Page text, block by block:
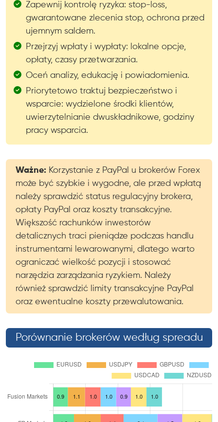
Zapewnij kontrolę ryzyka: stop-loss,
gwarantowane zlecenia stop, ochrona przed
ujemnym saldem.
Przejrzyj wpłaty i wypłaty: lokalne opcje,
opłaty, czasy przetwarzania.
Oceń analizy, edukację i powiadomienia.
Priorytetowo traktuj bezpieczeństwo i
wsparcie: wydzielone środki klientów,
uwierzytelnianie dwuskładnikowe, godziny
pracy wsparcia.
Ważne: Korzystanie z PayPal u brokerów Forex
może być szybkie i wygodne, ale przed wpłatą
należy sprawdzić status regulacyjny brokera,
opłaty PayPal oraz koszty transakcyjne.
Większość rachunków inwestorów
detalicznych traci pieniądze podczas handlu
instrumentami lewarowanymi, dlatego warto
ograniczać wielkość pozycji i stosować
narzędzia zarządzania ryzykiem. Należy
również sprawdzić limity transakcyjne PayPal
oraz ewentualne koszty przewalutowania.
Porównanie brokerów według spreadu